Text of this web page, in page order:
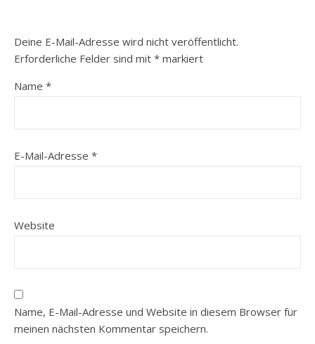
Deine E-Mail-Adresse wird nicht veröffentlicht.
Erforderliche Felder sind mit * markiert
Name *
E-Mail-Adresse *
Website
Name, E-Mail-Adresse und Website in diesem Browser für
meinen nächsten Kommentar speichern.